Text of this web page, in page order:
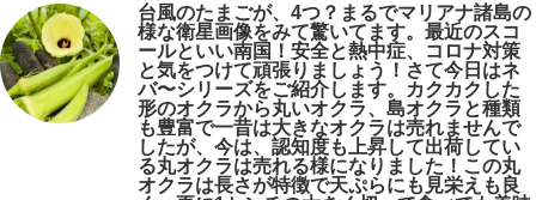
台風のたまごが、4つ？まるでマリアナ諸島の
様な衛星画像をみて驚いてます。最近のスコ
ールといい南国！安全と熱中症、コロナ対策
と気をつけて頑張りましょう！さて今日はネ
バ〜シリーズをご紹介します。カクカクした
形のオクラから丸いオクラ、島オクラと種類
も豊富で一昔は大きなオクラは売れませんで
したが、今は、認知度も上昇して出荷してい
る丸オクラは売れる様になりました！この丸
オクラは長さが特徴で天ぷらにも見栄えも良